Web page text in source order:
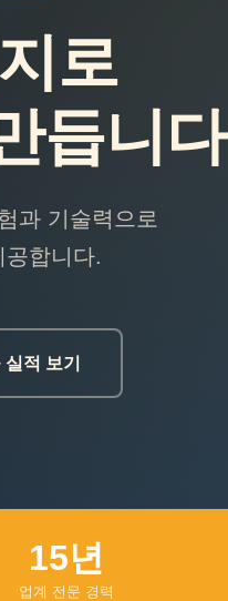
로
듭니다
과 기술력으로
합니다.
적 보기
15년
업계 전문 경력